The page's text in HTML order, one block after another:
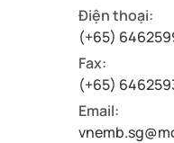
Điện thoại:
(+65)
Fax:
(+65)
Email: